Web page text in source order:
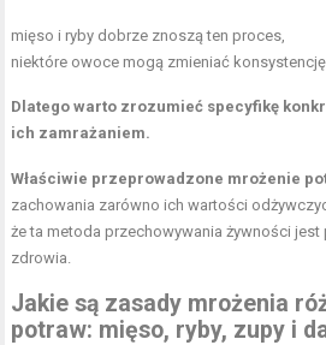
mięso i ryby dobrze znoszą ten proces,
niektóre owoce mogą zmieniać
Dlatego warto zrozumieć specyfikę
ich zamrażaniem.
Właściwie przeprowadzone mrożenie
zachowania zarówno ich wartości
że ta metoda przechowywania żywności
zdrowia.
Jakie są zasady mrożenia
potraw: mięso, ryby, zupy i